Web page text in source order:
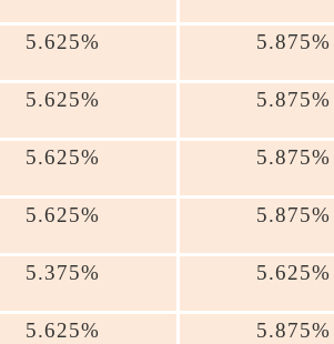
5.625% 5.875%
5.625% 5.875%
5.625% 5.875%
5.625% 5.875%
5.375% 5.625%
5.625% 5.875%